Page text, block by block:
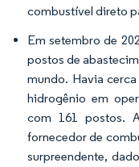
combustível direto
Em setembro de
postos de
mundo. Havia
hidrogênio em
com 161 postos.
fornecedor de
surpreendente,